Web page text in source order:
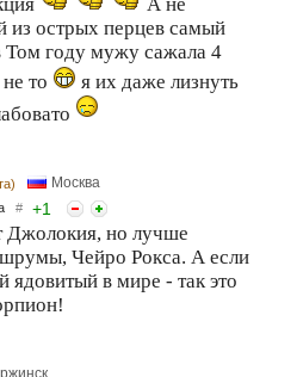
из острых перцев самый
году мужу сажала 4
то
я их даже лизнуть
Москва
# +1
Джолокия, но лучше
Чейро Рокса. А если
ядовитый в мире - так это